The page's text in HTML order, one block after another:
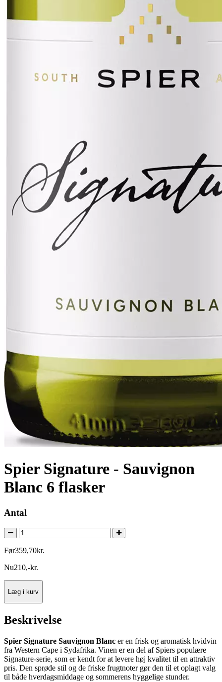
Spier Signature - Sauvignon
Blanc 6 flasker
Antal
Før359,70kr.
Nu210,-kr.
Læg i kurv
Beskrivelse
Spier Signature Sauvignon Blanc er en frisk og aromatisk hvidvin
fra Western Cape i Sydafrika. Vinen er en del af Spiers populære
Signature-serie, som er kendt for at levere høj kvalitet til en attraktiv
pris. Den sprøde stil og de friske frugtnoter gør den til et oplagt valg
til både hverdagsmiddage og sommerens hyggelige stunder.